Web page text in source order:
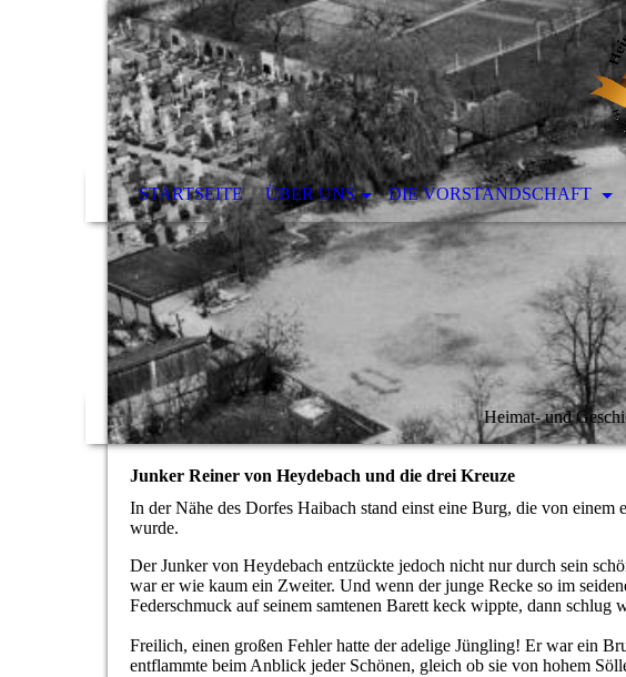
STARTSEITE ÜBER UNS DIE VORSTANDSCHAFT
Heimat- und
Junker Reiner von Heydebach und die drei Kreuze
In der Nähe des Dorfes Haibach stand einst eine Burg, die von
wurde.
Der Junker von Heydebach entzückte jedoch nicht nur durch sein
war er wie kaum ein Zweiter. Und wenn der junge Recke so im
Federschmuck auf seinem samtenen Barett keck wippte, dann
Freilich, einen großen Fehler hatte der adelige Jüngling! Er war ein
entflammte beim Anblick jeder Schönen, gleich ob sie von hohem